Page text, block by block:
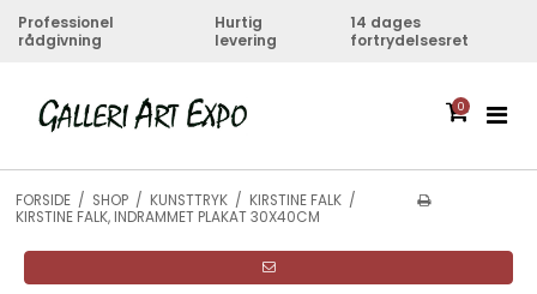
Professionel
rådgivning
Hurtig
levering
14 dages
fortrydelsesret
0
FORSIDE / SHOP / KUNSTTRYK / KIRSTINE FALK /
KIRSTINE FALK, INDRAMMET PLAKAT 30X40CM